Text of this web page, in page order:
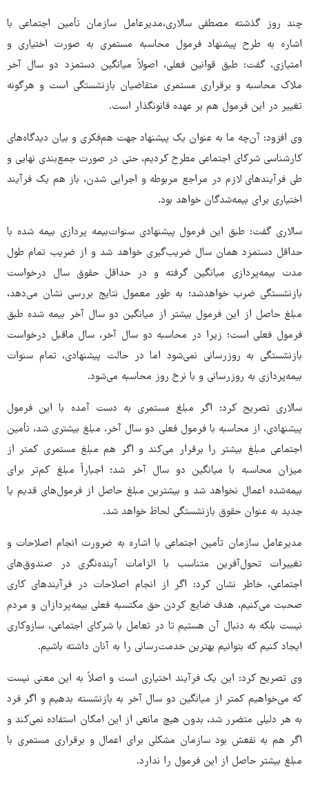
چند روز گذشته مصطفی سالاری،مدیرعامل سازمان تأمین اجتماعی با
اشاره به طرح پیشنهاد فرمول محاسبه مستمری به صورت اختیاری و
امتیازی، گفت: طبق قوانین فعلی، اصولاً میانگین دستمزد دو سال آخر
ملاک محاسبه و برقراری مستمری متقاضیان بازنشستگی است و هرگونه
تغییر در این فرمول هم بر عهده قانونگذار است.
وی افزود: آن‌چه ما به عنوان یک پیشنهاد جهت هم‌فکری و بیان دیدگاه‌های
کارشناسی شرکای اجتماعی مطرح کردیم، حتی در صورت جمع‌بندی نهایی و
طی فرآیندهای لازم در مراجع مربوطه و اجرایی شدن، باز هم یک فرآیند
اختیاری برای بیمه‌شدگان خواهد بود.
سالاری گفت: طبق این فرمول پیشنهادی سنوات‌بیمه پردازی بیمه شده با
حداقل دستمزد همان سال ضریب‌گیری خواهد شد و از ضریب تمام طول
مدت بیمه‌پردازی میانگین گرفته و در حداقل حقوق سال درخواست
بازنشستگی ضرب خواهدشد؛ به طور معمول نتایج بررسی نشان می‌دهد،
مبلغ حاصل از این فرمول بیشتر از میانگین دو سال آخر بیمه شده طبق
فرمول فعلی است؛ زیرا در محاسبه دو سال آخر، سال ماقبل درخواست
بازنشستگی به روزرسانی نمی‌شود اما در حالت پیشنهادی، تمام سنوات
بیمه‌پردازی به روزرسانی و با نرخ روز محاسبه می‌شود.
سالاری تصریح کرد: اگر مبلغ مستمری به دست آمده با این فرمول
پیشنهادی، از محاسبه با فرمول فعلی دو سال آخر، مبلغ بیشتری شد، تأمین
اجتماعی مبلغ بیشتر را برقرار می‌کند و اگر هم مبلغ مستمری کمتر از
میزان محاسبه با میانگین دو سال آخر شد؛ اجباراً مبلغ کم‌تر برای
بیمه‌شده اعمال نخواهد شد و بیشترین مبلغ حاصل از فرمول‌های قدیم یا
جدید به عنوان حقوق بازنشستگی لحاظ خواهد شد.
مدیرعامل سازمان تأمین اجتماعی با اشاره به ضرورت انجام اصلاحات و
تغییرات تحول‌آفرین متناسب با الزامات آینده‌نگری در صندوق‌های
اجتماعی، خاطر نشان کرد: اگر از انجام اصلاحات در فرآیندهای کاری
صحبت می‌کنیم، هدف ضایع کردن حق مکتسبه فعلی بیمه‌پردازان و مردم
نیست بلکه به دنبال آن هستیم تا در تعامل با شرکای اجتماعی، سازوکاری
ایجاد کنیم که بتوانیم بهترین خدمت‌رسانی را به آنان داشته باشیم.
وی تصریح کرد: این یک فرآیند اختیاری است و اصلاً به این معنی نیست
که می‌خواهیم کمتر از میانگین دو سال آخر به بازنشسته بدهیم و اگر فرد
به هر دلیلی متضرر شد، بدون هیچ مانعی از این امکان استفاده نمی‌کند و
اگر هم به نفعش بود سازمان مشکلی برای اعمال و برقراری مستمری با
مبلغ بیشتر حاصل از این فرمول را ندارد.